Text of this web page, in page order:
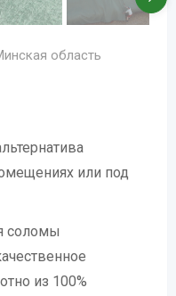
область
или под
соломы
из 100%